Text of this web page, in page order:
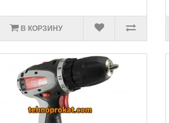
В КОРЗИНУ